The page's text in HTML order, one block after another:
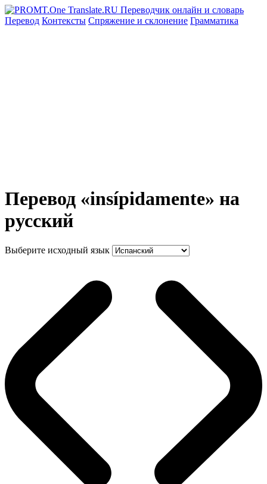
Перевод Контексты Спряжение и склонение Грамматика
Перевод «insípidamente» на
русский
Выберите исходный язык